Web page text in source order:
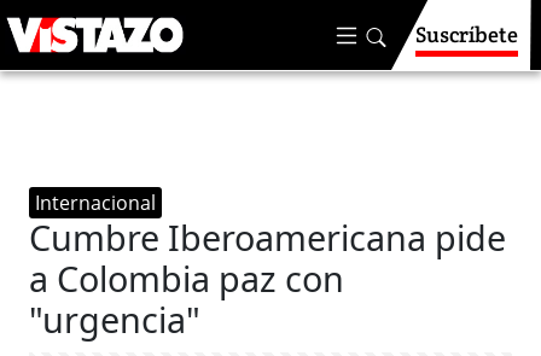
Suscríbete
Internacional
Cumbre Iberoamericana pide
a Colombia paz con
"urgencia"